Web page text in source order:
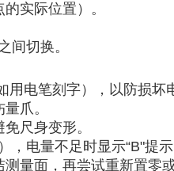
实际位置）。
间切换。
用电笔刻字），以防损坏
爪。
免尺身变形。
电量不足时显示“B"提示
测量面，再尝试‌重新置零